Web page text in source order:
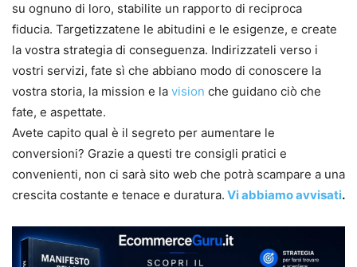
su ognuno di loro, stabilite un rapporto di reciproca
fiducia. Targetizzatene le abitudini e le esigenze, e create
la vostra strategia di conseguenza. Indirizzateli verso i
vostri servizi, fate sì che abbiano modo di conoscere la
vostra storia, la mission e la vision che guidano ciò che
fate, e aspettate.
Avete capito qual è il segreto per aumentare le
conversioni? Grazie a questi tre consigli pratici e
convenienti, non ci sarà sito web che potrà scampare a una
crescita costante e tenace e duratura. Vi abbiamo avvisati.